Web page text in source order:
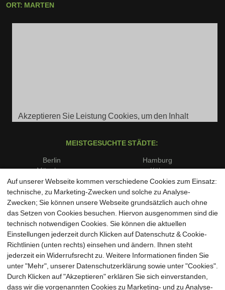
ORT: MARTEN
Akzeptieren Sie Leistung Cookies, um den Inhalt
MEISTGESUCHTE STÄDTE:
Berlin
München
Frankfurt am Main
Düsseldorf
Essen
Dresden
Hannover
Duisburg
Wuppertal
Bonn
Hamburg
Köln
Stuttgart
Dortmund
Bremen
Leipzig
Nürnberg
Bochum
Bielefeld
Auf unserer Webseite kommen verschiedene Cookies zum Einsatz:
technische, zu Marketing-Zwecken und solche zu Analyse-
Zwecken; Sie können unsere Webseite grundsätzlich auch ohne
das Setzen von Cookies besuchen. Hiervon ausgenommen sind die
technisch notwendigen Cookies. Sie können die aktuellen
Einstellungen jederzeit durch Klicken auf Datenschutz & Cookie-
Richtlinien (unten rechts) einsehen und ändern. Ihnen steht
jederzeit ein Widerrufsrecht zu. Weitere Informationen finden Sie
unter "Mehr", unserer Datenschutzerklärung sowie unter "Cookies".
Durch Klicken auf "Akzeptieren" erklären Sie sich einverstanden,
dass wir die vorgenannten Cookies zu Marketing- und zu Analyse-